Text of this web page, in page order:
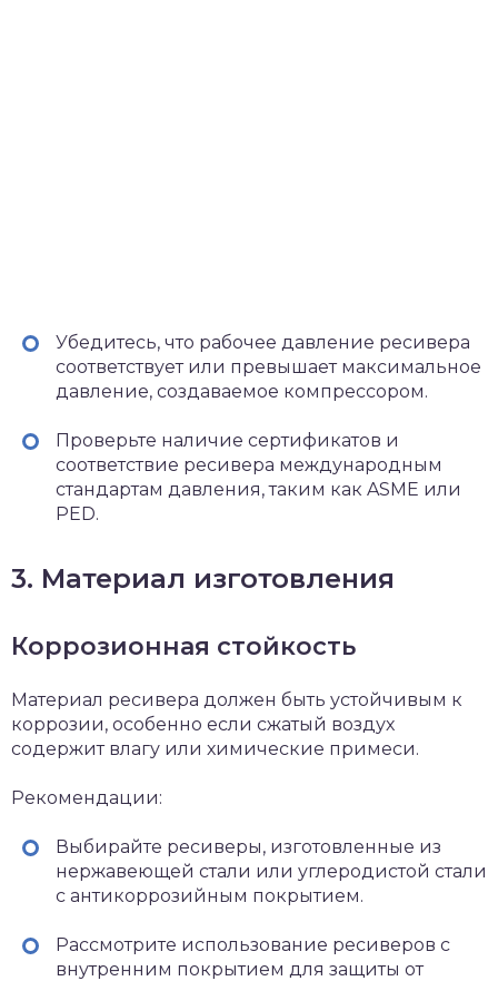
Убедитесь, что рабочее давление ресивера
соответствует или превышает максимальное
давление, создаваемое компрессором.
Проверьте наличие сертификатов и
соответствие ресивера международным
стандартам давления, таким как ASME или
PED.
3. Материал изготовления
Коррозионная стойкость
Материал ресивера должен быть устойчивым к
коррозии, особенно если сжатый воздух
содержит влагу или химические примеси.
Рекомендации:
Выбирайте ресиверы, изготовленные из
нержавеющей стали или углеродистой стали
с антикоррозийным покрытием.
Рассмотрите использование ресиверов с
внутренним покрытием для защиты от